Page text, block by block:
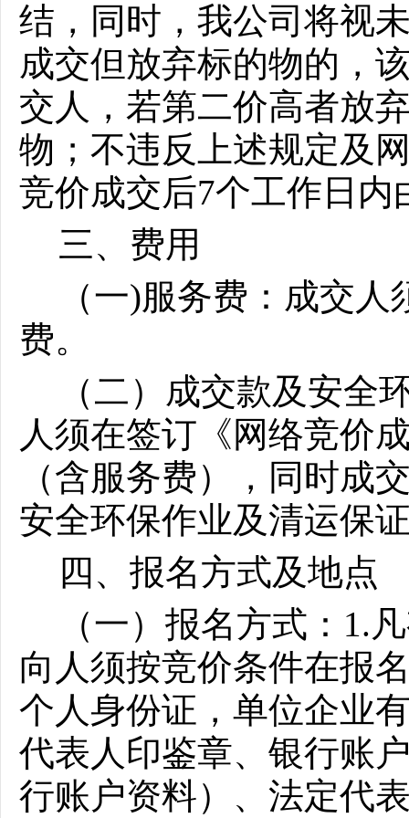
结，同时，我公司将视
成交但放弃标的物的，
交人，若第二价高者放
物；不违反上述规定及
竞价成交后7个工作日内
三、费用
（一)服务费：成交人
费。
（二）成交款及安全
人须在签订《网络竞价
（含服务费），同时成
安全环保作业及清运保
四、报名方式及地点
（一）报名方式：1.
向人须按竞价条件在报
个人身份证，单位企业
代表人印鉴章、银行账
行账户资料）、法定代